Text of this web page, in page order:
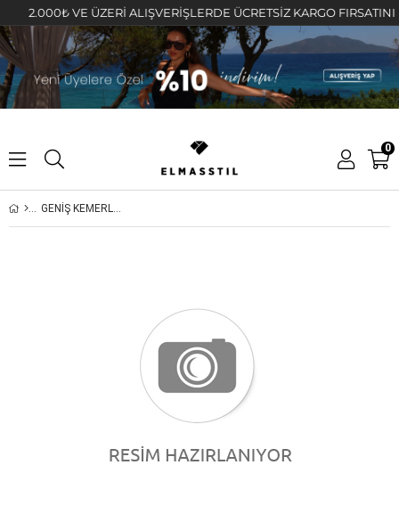
2.000₺ VE ÜZERİ ALIŞVERİŞLERDE ÜCRETSİZ KARGO FIRSATINI
0
GENİŞ KEMERLİ ÇİMALI BOL PAÇA EŞOFMAN ALTI/3076